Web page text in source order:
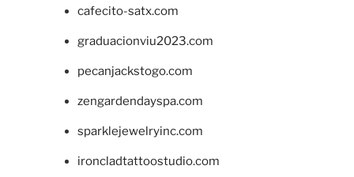
cafecito-satx.com
graduacionviu2023.com
pecanjackstogo.com
zengardendayspa.com
sparklejewelryinc.com
ironcladtattoostudio.com